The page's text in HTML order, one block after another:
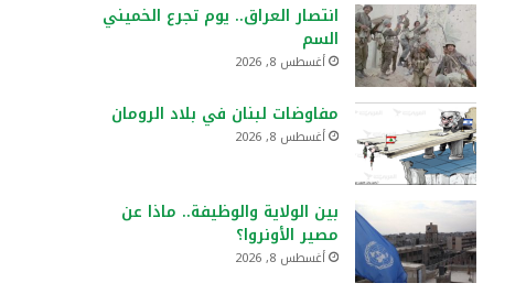
انتصار العراق.. يوم تجرع الخميني
السم
أغسطس 8, 2026
مفاوضات لبنان في بلاد الرومان
أغسطس 8, 2026
بين الولاية والوظيفة.. ماذا عن
مصير الأونروا؟
أغسطس 8, 2026